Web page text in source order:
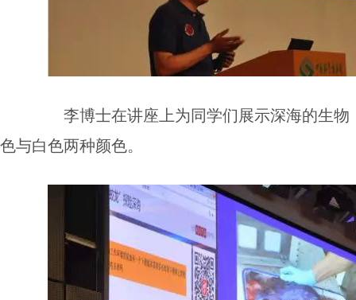
李博士在讲座上为同学们展示深海的生物
色与白色两种颜色。